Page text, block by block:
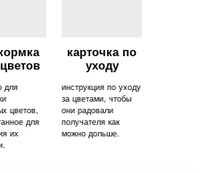
для
цветов,
для
их
инструкция по уходу
за цветами, чтобы
они радовали
получателя как
можно дольше.
карточка по
уходу